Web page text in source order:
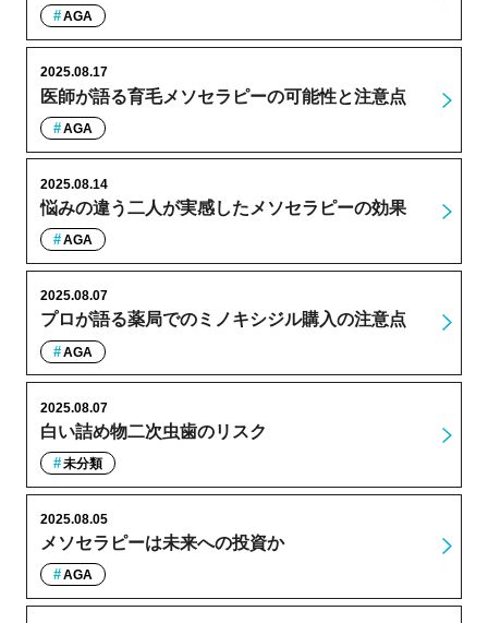
AGA
医師が語る育毛メソセラピーの可能性と注意点
2025.08.17
AGA
悩みの違う二人が実感したメソセラピーの効果
2025.08.14
AGA
プロが語る薬局でのミノキシジル購入の注意点
2025.08.07
AGA
白い詰め物二次虫歯のリスク
2025.08.07
未分類
メソセラピーは未来への投資か
2025.08.05
AGA